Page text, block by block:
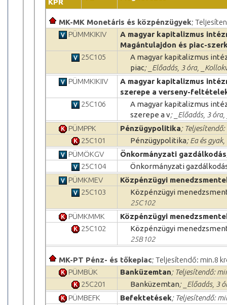
KPR
MK-MK Monetáris és közpénzügyek;
PÜMMKIKIV
A magyar kapitalizmus
Magántulajdon és piac-
25C105
A magyar kapitalizmus
piac; _Előadás, 3 óra,
PÜMMKIKIIV
A magyar kapitalizmus
szerepe a verseny-
25C106
A magyar kapitalizmus
szerepe a v; _Előadás, 3
PÜMPPK
Pénzügypolitika;
25C101
Pénzügypolitika; Ea és
PÜMÖKGV
Önkormányzati gazdálkodás
25C104
Önkormányzati
PÜMKMEV
Közpénzügyi
25C103
Közpénzügyi
25C102
PÜMKMMK
Közpénzügyi
25C102
Közpénzügyi
25B102
MK-PT Pénz- és tőkepiac; Teljesítendő: min.8
PÜMBÜK
Banküzemtan; Teljesítendő:
25C201
Banküzemtan; _Előadás, 3
PÜMBEFK
Befektetések; Teljesítendő: